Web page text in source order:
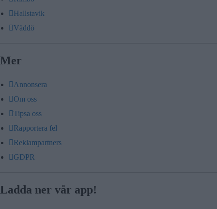
Hallstavik
Väddö
Mer
Annonsera
Om oss
Tipsa oss
Rapportera fel
Reklampartners
GDPR
Ladda ner vår app!